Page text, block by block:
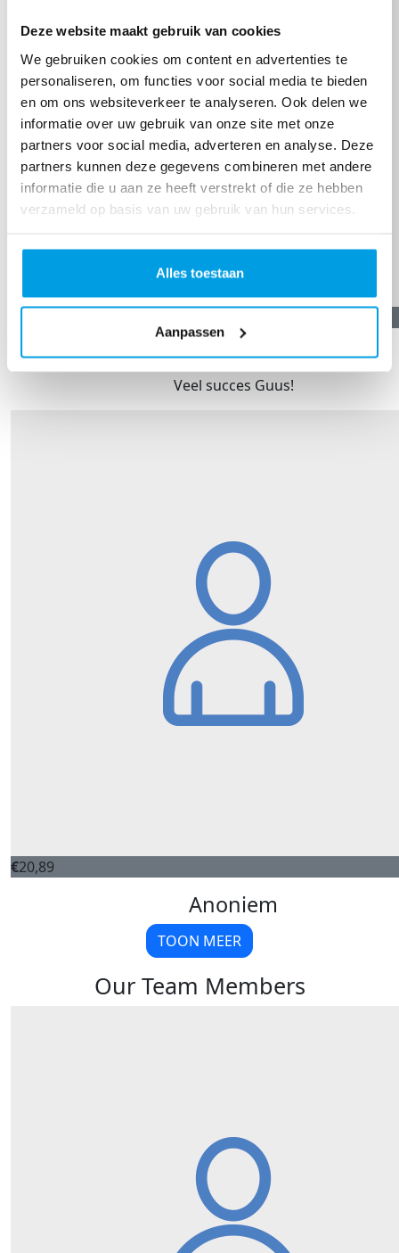
Deze website maakt gebruik van cookies
We gebruiken cookies om content en advertenties te
personaliseren, om functies voor social media te bieden
en om ons websiteverkeer te analyseren. Ook delen we
informatie over uw gebruik van onze site met onze
partners voor social media, adverteren en analyse. Deze
partners kunnen deze gegevens combineren met andere
informatie die u aan ze heeft verstrekt of die ze hebben
verzameld op basis van uw gebruik van hun services.
Alles toestaan
Aanpassen
Theo En Ellen Vervoort-janssen
Veel succes Guus!
€20,89
Anoniem
TOON MEER
Our Team Members